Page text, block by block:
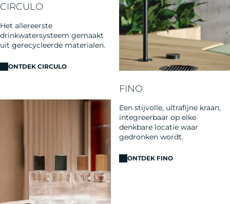
CIRCULO
Het allereerste
drinkwatersysteem gemaakt
uit gerecycleerde materialen.
ONTDEK CIRCULO
FINO
Een stijvolle, ultrafijne kraan,
integreerbaar op elke
denkbare locatie waar
gedronken wordt.
ONTDEK FINO